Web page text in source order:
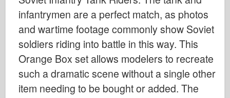
Airfix
Oro pajėgos
AZ modelis
Juodasis šuo
Bronco
Kibernetinis hobis
infantrymen are a perfect match, as photos
and wartime footage commonly show Soviet
soldiers riding into battle in this way. This
Orange Box set allows modelers to recreate
such a dramatic scene without a single other
item needing to be bought or added. The